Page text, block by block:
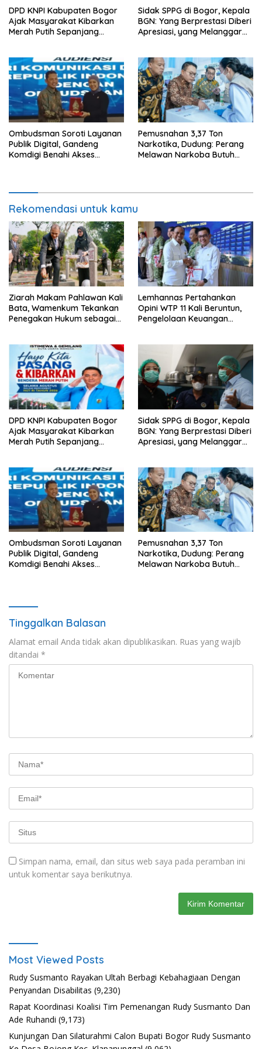
DPD KNPI Kabupaten Bogor
Ajak Masyarakat Kibarkan
Merah Putih Sepanjang
Sidak SPPG di Bogor, Kepala
BGN: Yang Berprestasi Diberi
Apresiasi, yang Melanggar
Ombudsman Soroti Layanan
Publik Digital, Gandeng
Komdigi Benahi Akses
Pemusnahan 3,37 Ton
Narkotika, Dudung: Perang
Melawan Narkoba Butuh
Rekomendasi untuk kamu
Ziarah Makam Pahlawan Kali
Bata, Wamenkum Tekankan
Penegakan Hukum sebagai
Lemhannas Pertahankan
Opini WTP 11 Kali Beruntun,
Pengelolaan Keuangan
DPD KNPI Kabupaten Bogor
Ajak Masyarakat Kibarkan
Merah Putih Sepanjang
Sidak SPPG di Bogor, Kepala
BGN: Yang Berprestasi Diberi
Apresiasi, yang Melanggar
Ombudsman Soroti Layanan
Publik Digital, Gandeng
Komdigi Benahi Akses
Pemusnahan 3,37 Ton
Narkotika, Dudung: Perang
Melawan Narkoba Butuh
Tinggalkan Balasan
Alamat email Anda tidak akan dipublikasikan. Ruas yang wajib
ditandai *
Simpan nama, email, dan situs web saya pada peramban ini
untuk komentar saya berikutnya.
Most Viewed Posts
Rudy Susmanto Rayakan Ultah Berbagi Kebahagiaan Dengan
Penyandan Disabilitas (9,230)
Rapat Koordinasi Koalisi Tim Pemenangan Rudy Susmanto Dan
Ade Ruhandi (9,173)
Kunjungan Dan Silaturahmi Calon Bupati Bogor Rudy Susmanto